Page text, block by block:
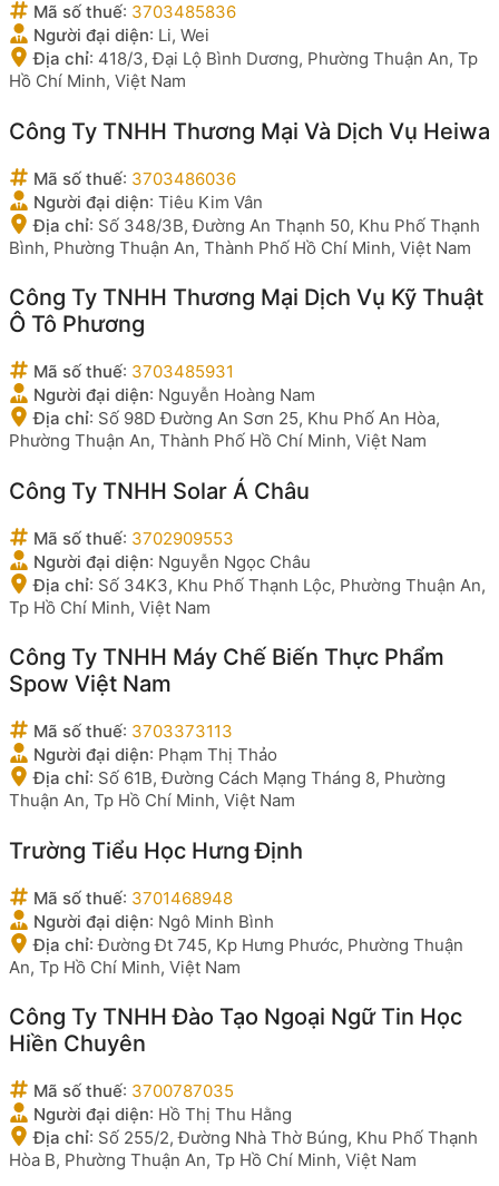
Mã số thuế: 3703485836
Người đại diện: Li, Wei
Địa chỉ: 418/3, Đại Lộ Bình Dương, Phường Thuận An, Tp
Hồ Chí Minh, Việt Nam
Công Ty TNHH Thương Mại Và Dịch Vụ Heiwa
Mã số thuế: 3703486036
Người đại diện: Tiêu Kim Vân
Địa chỉ: Số 348/3B, Đường An Thạnh 50, Khu Phố Thạnh
Bình, Phường Thuận An, Thành Phố Hồ Chí Minh, Việt Nam
Công Ty TNHH Thương Mại Dịch Vụ Kỹ Thuật
Ô Tô Phương
Mã số thuế: 3703485931
Người đại diện: Nguyễn Hoàng Nam
Địa chỉ: Số 98D Đường An Sơn 25, Khu Phố An Hòa,
Phường Thuận An, Thành Phố Hồ Chí Minh, Việt Nam
Công Ty TNHH Solar Á Châu
Mã số thuế: 3702909553
Người đại diện: Nguyễn Ngọc Châu
Địa chỉ: Số 34K3, Khu Phố Thạnh Lộc, Phường Thuận An,
Tp Hồ Chí Minh, Việt Nam
Công Ty TNHH Máy Chế Biến Thực Phẩm
Spow Việt Nam
Mã số thuế: 3703373113
Người đại diện: Phạm Thị Thảo
Địa chỉ: Số 61B, Đường Cách Mạng Tháng 8, Phường
Thuận An, Tp Hồ Chí Minh, Việt Nam
Trường Tiểu Học Hưng Định
Mã số thuế: 3701468948
Người đại diện: Ngô Minh Bình
Địa chỉ:Đường Đt 745, Kp Hưng Phước, Phường Thuận
An, Tp Hồ Chí Minh, Việt Nam
Công Ty TNHH Đào Tạo Ngoại Ngữ Tin Học
Hiền Chuyên
Mã số thuế: 3700787035
Người đại diện: Hồ Thị Thu Hằng
Địa chỉ: Số 255/2, Đường Nhà Thờ Búng, Khu Phố Thạnh
Hòa B, Phường Thuận An, Tp Hồ Chí Minh, Việt Nam